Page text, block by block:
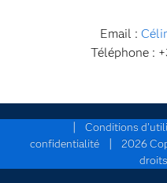
Email :
Téléphone :
| Conditions
confidentialité | 2026